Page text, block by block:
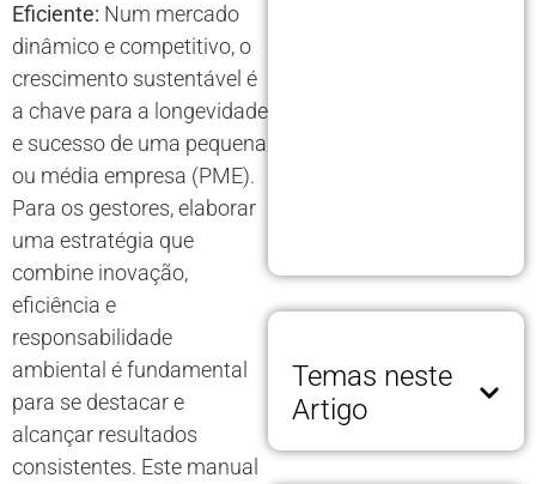
Eficiente: Num mercado
dinâmico e competitivo, o
crescimento sustentável é
a chave para a longevidade
e sucesso de uma pequena
ou média empresa (PME).
Para os gestores, elaborar
uma estratégia que
combine inovação,
eficiência e
responsabilidade
ambiental é fundamental
para se destacar e
alcançar resultados
consistentes. Este manual
Temas neste
Artigo